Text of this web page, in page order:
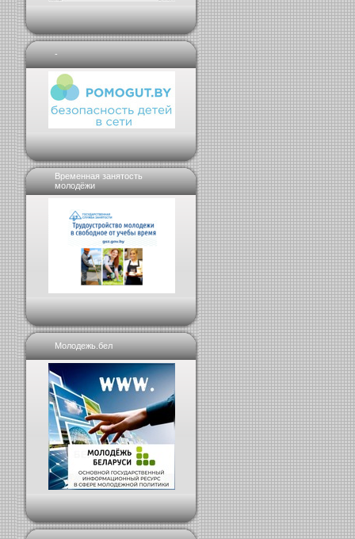
-
Временная занятость
молодёжи
Молодежь.бел